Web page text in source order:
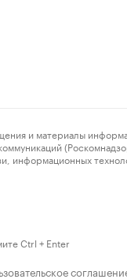
информационных
Ctrl + Enter